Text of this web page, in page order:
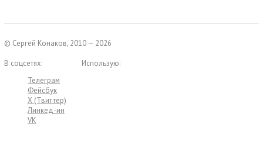
© Сергей Конаков, 2010 — 2026
В соцсетях:
Телеграм
Фейсбук
X (Твиттер)
Линкед-ин
VK
Использую: